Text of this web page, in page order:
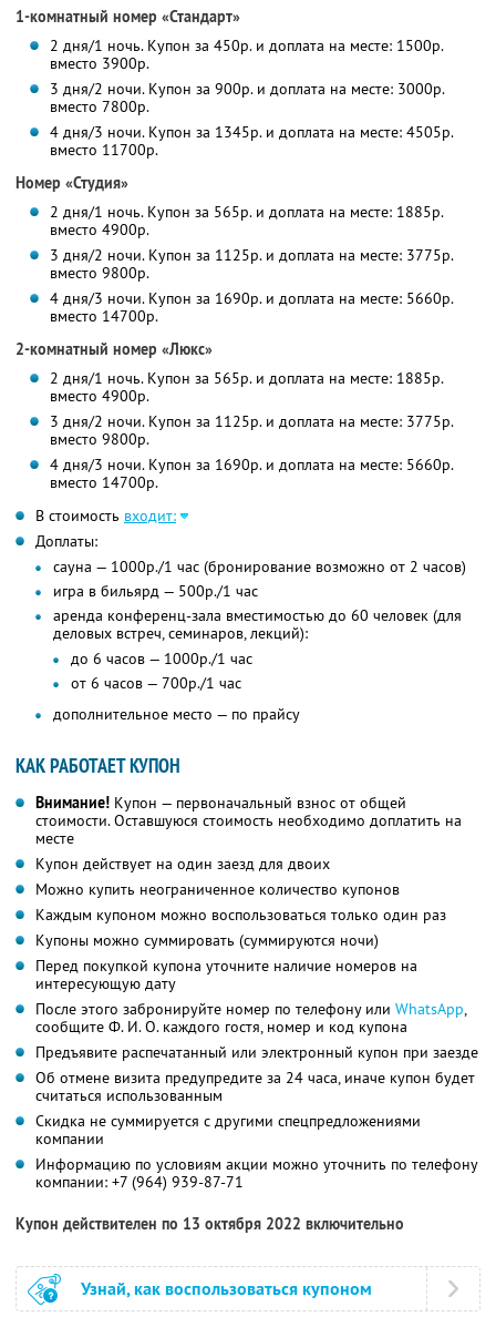
1-комнатный номер «Стандарт»
2 дня/1 ночь. Купон за 450р. и доплата на месте: 1500р.
вместо 3900р.
3 дня/2 ночи. Купон за 900р. и доплата на месте: 3000р.
вместо 7800р.
4 дня/3 ночи. Купон за 1345р. и доплата на месте: 4505р.
вместо 11700р.
Номер «Студия»
2 дня/1 ночь. Купон за 565р. и доплата на месте: 1885р.
вместо 4900р.
3 дня/2 ночи. Купон за 1125р. и доплата на месте: 3775р.
вместо 9800р.
4 дня/3 ночи. Купон за 1690р. и доплата на месте: 5660р.
вместо 14700р.
2-комнатный номер «Люкс»
2 дня/1 ночь. Купон за 565р. и доплата на месте: 1885р.
вместо 4900р.
3 дня/2 ночи. Купон за 1125р. и доплата на месте: 3775р.
вместо 9800р.
4 дня/3 ночи. Купон за 1690р. и доплата на месте: 5660р.
вместо 14700р.
В стоимость входит:
Доплаты:
сауна — 1000р./1 час (бронирование возможно от 2 часов)
игра в бильярд — 500р./1 час
аренда конференц-зала вместимостью до 60 человек (для
деловых встреч, семинаров, лекций):
до 6 часов — 1000р./1 час
от 6 часов — 700р./1 час
дополнительное место — по прайсу
КАК РАБОТАЕТ КУПОН
Внимание! Купон — первоначальный взнос от общей
стоимости. Оставшуюся стоимость необходимо доплатить на
месте
Купон действует на один заезд для двоих
Можно купить неограниченное количество купонов
Каждым купоном можно воспользоваться только один раз
Купоны можно суммировать (суммируются ночи)
Перед покупкой купона уточните наличие номеров на
интересующую дату
После этого забронируйте номер по телефону или WhatsApp,
сообщите Ф. И. О.каждого гостя, номер и код купона
Предъявите распечатанный или электронный купон при заезде
Об отмене визита предупредите за 24 часа, иначе купон будет
считаться использованным
Скидка не суммируется с другими спецпредложениями
компании
Информацию по условиям акции можно уточнить по телефону
компании: +7 (964) 939-87-71
Купон действителен по 13 октября 2022 включительно
Узнай, как воспользоваться купоном